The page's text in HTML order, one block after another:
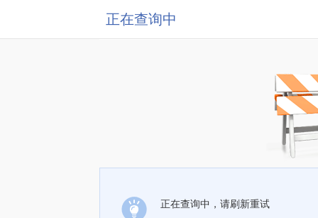
正在查询中
正在查询中，请刷新重试